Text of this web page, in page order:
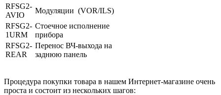
RFSG2-
AVIO
Модуляции (VOR/ILS)
RFSG2-
1URM
Стоечное исполнение
прибора
RFSG2-
REAR
Перенос ВЧ-выхода на
заднюю панель
Процедура покупки товара в нашем Интернет-магазине очень
проста и состоит из нескольких шагов: